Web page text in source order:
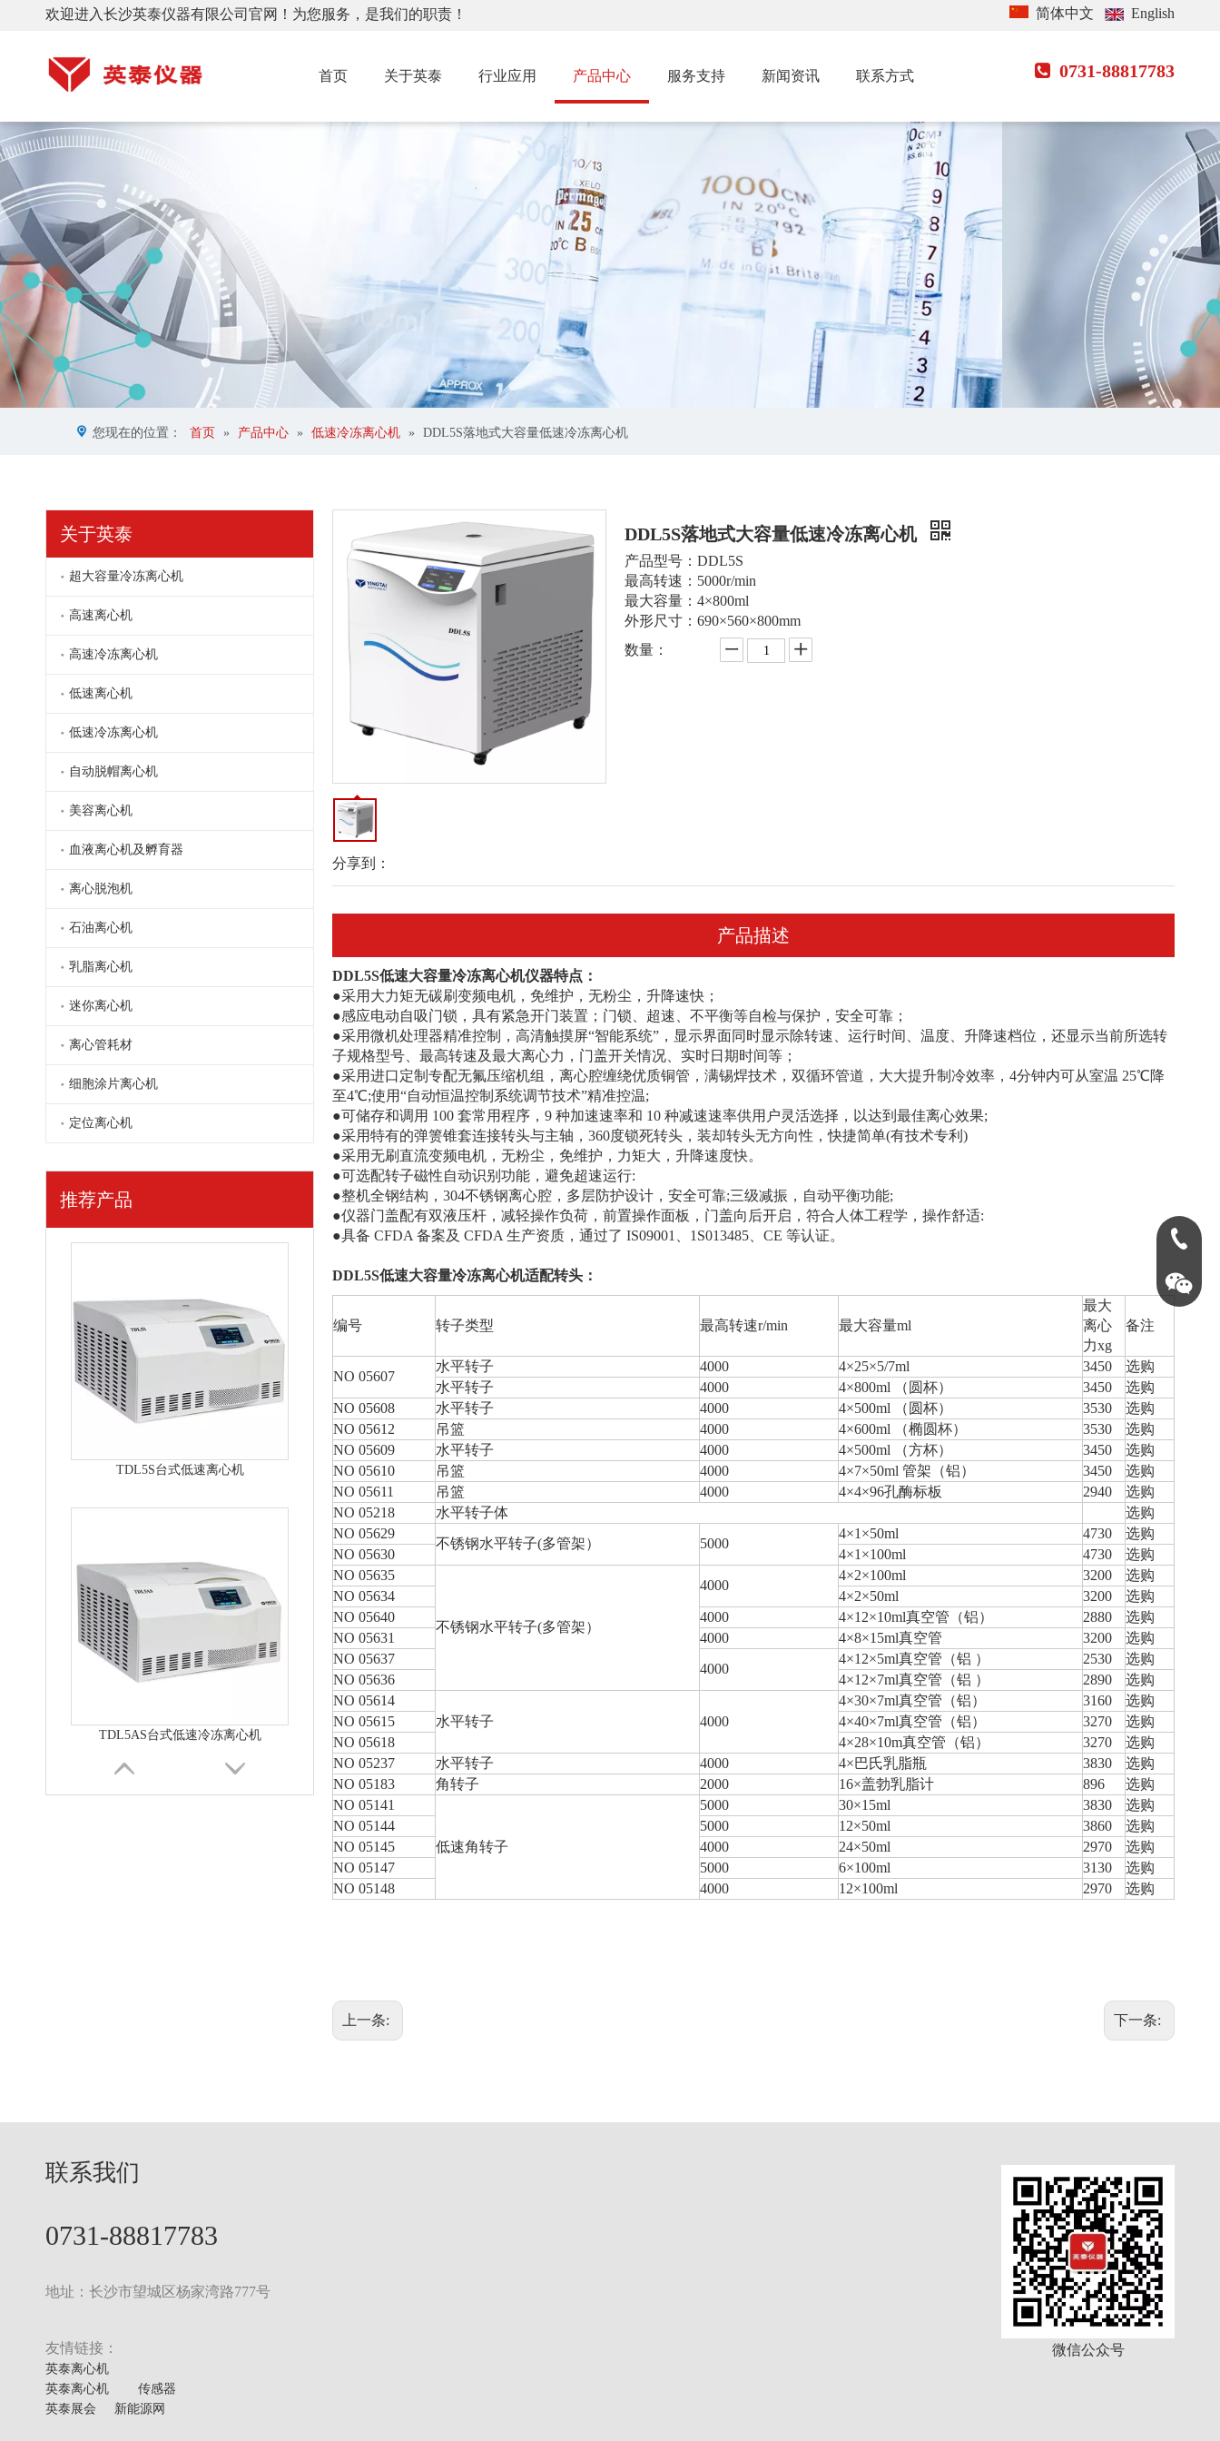
欢迎进入长沙英泰仪器有限公司官网！为您服务，是我们的职责！ 简体中文 English
首页 关于英泰 行业应用 产品中心 服务支持 新闻资讯 联系方式 0731-88817783
您现在的位置： 首页 » 产品中心 » 低速冷冻离心机 » DDL5S落地式大容量低速冷冻离心机
关于英泰
超大容量冷冻离心机
高速离心机
高速冷冻离心机
低速离心机
低速冷冻离心机
自动脱帽离心机
美容离心机
血液离心机及孵育器
离心脱泡机
石油离心机
乳脂离心机
迷你离心机
离心管耗材
细胞涂片离心机
定位离心机
推荐产品
DDL6大容量冷冻离心机
DDL5低速大容量冷冻离心机
TDL5B台式低速冷冻离心机
TDL5CS台式冷冻离心机
分享到：
DDL5S落地式大容量低速冷冻离心机
产品型号：DDL5S
最高转速：5000r/min
最大容量：4×800ml
外形尺寸：690×560×800mm
数量：
产品描述
DDL5S低速大容量冷冻离心机仪器特点：
●采用大力矩无碳刷变频电机，免维护，无粉尘，升降速快；
●感应电动自吸门锁，具有紧急开门装置；门锁、超速、不平衡等自检与保护，安全可靠；
●采用微机处理器精准控制，高清触摸屏“智能系统”，显示界面同时显示除转速、运行时间、温度、升降速档位，还显示当前所选转
子规格型号、最高转速及最大离心力，门盖开关情况、实时日期时间等；
●采用进口定制专配无氟压缩机组，离心腔缠绕优质铜管，满锡焊技术，双循环管道，大大提升制冷效率，4分钟内可从室温 25℃降
至4℃;使用“自动恒温控制系统调节技术”精准控温;
●可储存和调用 100 套常用程序，9 种加速速率和 10 种减速速率供用户灵活选择，以达到最佳离心效果;
●采用特有的弹箦锥套连接转头与主轴，360度锁死转头，装却转头无方向性，快捷简单(有技术专利)
●采用无刷直流变频电机，无粉尘，免维护，力矩大，升降速度快。
●可选配转子磁性自动识别功能，避免超速运行:
●整机全钢结构，304不锈钢离心腔，多层防护设计，安全可靠;三级减振，自动平衡功能;
●仪器门盖配有双液压杆，减轻操作负荷，前置操作面板，门盖向后开启，符合人体工程学，操作舒适:
●具备 CFDA 备案及 CFDA 生产资质，通过了 IS09001、1S013485、CE 等认证。
DDL5S低速大容量冷冻离心机适配转头：
编号 转子类型 最高转速r/min 最大容量ml
最大
离心
力xg
备注
NO 05607
水平转子 4000 4×25×5/7ml 3450
选购
水平转子
4000 4×800ml （圆杯） 3450
选购
NO 05608
水平转子 4000 4×500ml （圆杯） 3530
选购
NO 05612
吊篮 4000 4×600ml （椭圆杯） 3530
选购
NO 05609
水平转子 4000 4×500ml （方杯） 3450
选购
NO 05610
吊篮 4000 4×7×50ml 管架（铝） 3450
选购
NO 05611
吊篮 4000 4×4×96孔酶标板 2940
选购
NO 05218
水平转子体
选购
NO 05629
不锈钢水平转子(多管架） 5000
4×1×50ml 4730
选购
NO 05630
4×1×100ml 4730
选购
NO 05635
不锈钢水平转子(多管架）
4000
4×2×100ml 3200
选购
NO 05634
4×2×50ml 3200
选购
NO 05640
4000 4×12×10ml真空管（铝） 2880
选购
NO 05631
4000 4×8×15ml真空管 3200
选购
NO 05637
4000
4×12×5ml真空管（铝 ） 2530
选购
NO 05636
4×12×7ml真空管（铝 ） 2890
选购
NO 05614
水平转子
4000
4×30×7ml真空管（铝） 3160
选购
NO 05615
4×40×7ml真空管（铝） 3270
选购
NO 05618
4×28×10m真空管（铝） 3270
选购
NO 05237
水平转子 4000 4×巴氏乳脂瓶 3830
选购
NO 05183
角转子 2000 16×盖勃乳脂计 896
选购
NO 05141
低速角转子
5000 30×15ml 3830
选购
NO 05144
5000 12×50ml 3860
选购
NO 05145
4000 24×50ml 2970
选购
NO 05147
5000 6×100ml 3130
选购
NO 05148
4000 12×100ml 2970 选购
上一条: 下一条:
0731-
联系我们
0731-88817783
地址：长沙市望城区杨家湾路777号
友情链接：
英泰离心机
英泰离心机
传感器
英泰展会
新能源网
微信公众号